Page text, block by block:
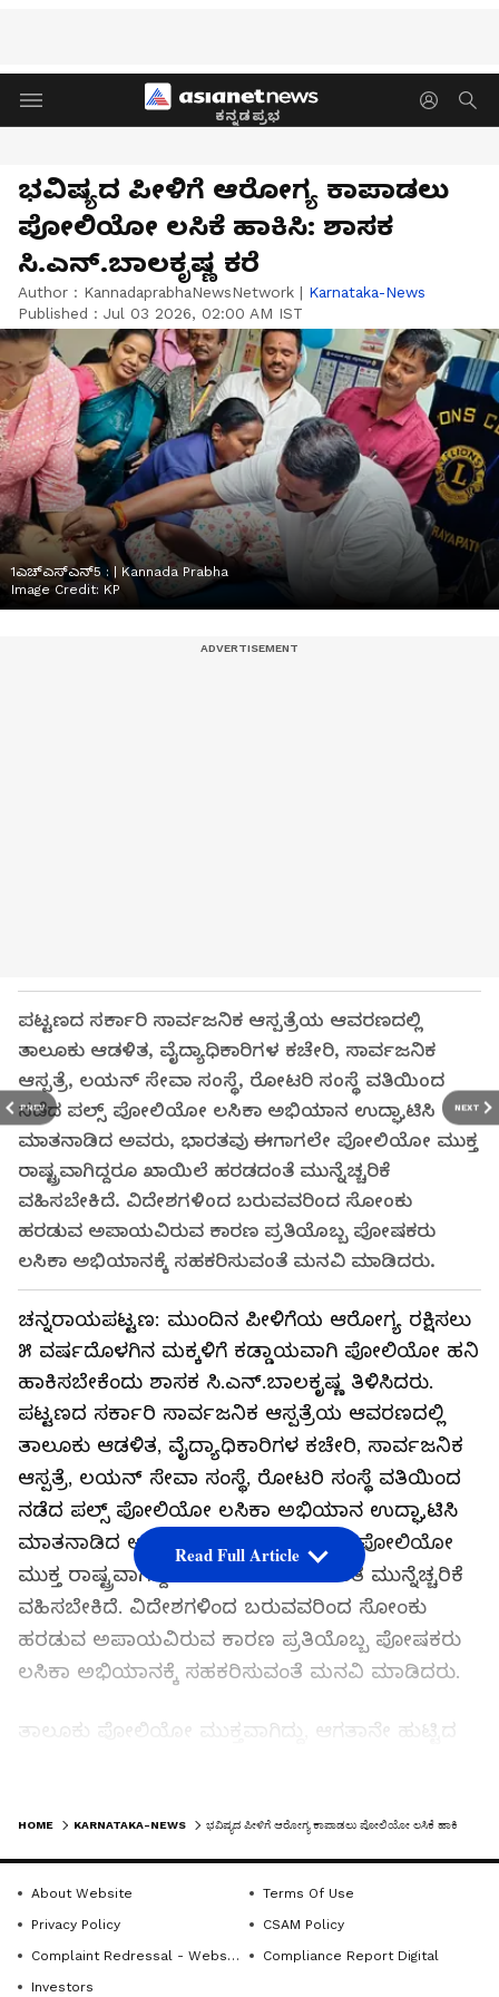
ಕನ್ನಡಪ್ರಭ
PREV NEXT
ಭವಿಷ್ಯದ ಪೀಳಿಗೆ ಆರೋಗ್ಯ ಕಾಪಾಡಲು
ಪೋಲಿಯೋ ಲಸಿಕೆ ಹಾಕಿಸಿ: ಶಾಸಕ
ಸಿ.ಎನ್.ಬಾಲಕೃಷ್ಣ ಕರೆ
Author : KannadaprabhaNewsNetwork | Karnataka-News
Published : Jul 03 2026, 02:00 AM IST
1ಎಚ್ಎಸ್ಎನ್5 : | Kannada Prabha
Image Credit: KP
ಪಟ್ಟಣದ ಸರ್ಕಾರಿ ಸಾರ್ವಜನಿಕ ಆಸ್ಪತ್ರೆಯ ಆವರಣದಲ್ಲಿ
ತಾಲೂಕು ಆಡಳಿತ, ವೈದ್ಯಾಧಿಕಾರಿಗಳ ಕಚೇರಿ, ಸಾರ್ವಜನಿಕ
ಆಸ್ಪತ್ರೆ, ಲಯನ್ ಸೇವಾ ಸಂಸ್ಥೆ, ರೋಟರಿ ಸಂಸ್ಥೆ ವತಿಯಿಂದ
ನಡೆದ ಪಲ್ಸ್ ಪೋಲಿಯೋ ಲಸಿಕಾ ಅಭಿಯಾನ ಉದ್ಘಾಟಿಸಿ
ಮಾತನಾಡಿದ ಅವರು, ಭಾರತವು ಈಗಾಗಲೇ ಪೋಲಿಯೋ ಮುಕ್ತ
ರಾಷ್ಟ್ರವಾಗಿದ್ದರೂ ಖಾಯಿಲೆ ಹರಡದಂತೆ ಮುನ್ನೆಚ್ಚರಿಕೆ
ವಹಿಸಬೇಕಿದೆ. ವಿದೇಶಗಳಿಂದ ಬರುವವರಿಂದ ಸೋಂಕು
ಹರಡುವ ಅಪಾಯವಿರುವ ಕಾರಣ ಪ್ರತಿಯೊಬ್ಬ ಪೋಷಕರು
ಲಸಿಕಾ ಅಭಿಯಾನಕ್ಕೆ ಸಹಕರಿಸುವಂತೆ ಮನವಿ ಮಾಡಿದರು.
ಚನ್ನರಾಯಪಟ್ಟಣ: ಮುಂದಿನ ಪೀಳಿಗೆಯ ಆರೋಗ್ಯ ರಕ್ಷಿಸಲು
೫ ವರ್ಷದೊಳಗಿನ ಮಕ್ಕಳಿಗೆ ಕಡ್ಡಾಯವಾಗಿ ಪೋಲಿಯೋ ಹನಿ
ಹಾಕಿಸಬೇಕೆಂದು ಶಾಸಕ ಸಿ.ಎನ್.ಬಾಲಕೃಷ್ಣ ತಿಳಿಸಿದರು.
ಪಟ್ಟಣದ ಸರ್ಕಾರಿ ಸಾರ್ವಜನಿಕ ಆಸ್ಪತ್ರೆಯ ಆವರಣದಲ್ಲಿ
ತಾಲೂಕು ಆಡಳಿತ, ವೈದ್ಯಾಧಿಕಾರಿಗಳ ಕಚೇರಿ, ಸಾರ್ವಜನಿಕ
ಆಸ್ಪತ್ರೆ, ಲಯನ್ ಸೇವಾ ಸಂಸ್ಥೆ, ರೋಟರಿ ಸಂಸ್ಥೆ ವತಿಯಿಂದ
ನಡೆದ ಪಲ್ಸ್ ಪೋಲಿಯೋ ಲಸಿಕಾ ಅಭಿಯಾನ ಉದ್ಘಾಟಿಸಿ
ಮಾತನಾಡಿದ ಅವರು, ಭಾರತವು ಈಗಾಗಲೇ ಪೋಲಿಯೋ
ಮುಕ್ತ ರಾಷ್ಟ್ರವಾಗಿದ್ದರೂ ಖಾಯಿಲೆ ಹರಡದಂತೆ ಮುನ್ನೆಚ್ಚರಿಕೆ
ವಹಿಸಬೇಕಿದೆ. ವಿದೇಶಗಳಿಂದ ಬರುವವರಿಂದ ಸೋಂಕು
ಹರಡುವ ಅಪಾಯವಿರುವ ಕಾರಣ ಪ್ರತಿಯೊಬ್ಬ ಪೋಷಕರು
ಲಸಿಕಾ ಅಭಿಯಾನಕ್ಕೆ ಸಹಕರಿಸುವಂತೆ ಮನವಿ ಮಾಡಿದರು.
ತಾಲೂಕು ಪೋಲಿಯೋ ಮುಕ್ತವಾಗಿದ್ದು, ಆಗತಾನೇ ಹುಟ್ಟಿದ
ಕಾರ್ಯಕರ್ತರು, ಪೋಷಕರು ಯಾವ ಮಗುವು ಹನಿಯಿಂದ
ವಂಚಿತವಾಗದಂತೆ ನೋಡಿಕೊಳ್ಳಬೇಕು. ಆ ಮೂಲಕ
ಪೋಲಿಯೋ ಮುಕ್ತ ಸಮಾಜ ನಿರ್ಮಾಣಕ್ಕೆ ಎಲ್ಲರೂ
ಶ್ರಮಿಸಬೇಕು ಎಂದು ತಿಳಿಸಿದರು.
Read Full Article
HOME KARNATAKA-NEWS
About Website
Terms Of Use
Privacy Policy
CSAM Policy
Complaint Redressal - Website
Compliance Report Digital
Investors